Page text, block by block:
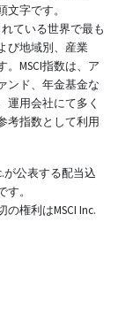
字です。
ている世界で最も
び地域別、産業
MSCI指数は、ア
ンド、年金基金な
運用会社にて多く
考指数として利用
が公表する配当込
。
権利はMSCI Inc.